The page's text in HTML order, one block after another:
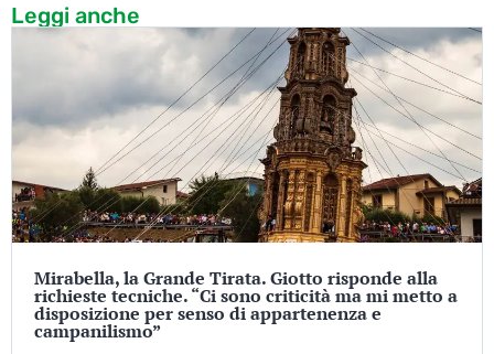
Leggi anche
Mirabella, la Grande Tirata. Giotto risponde alla
richieste tecniche. “Ci sono criticità ma mi metto a
disposizione per senso di appartenenza e
campanilismo”